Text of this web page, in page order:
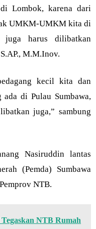
Lombok, karena dari
UMKM-UMKM kita di
juga harus dilibatkan
M.M.Inov.
kecil kita dan
di Pulau Sumbawa,
juga,” sambung
Nasiruddin lantas
(Pemda) Sumbawa
NTB.
NTB Rumah